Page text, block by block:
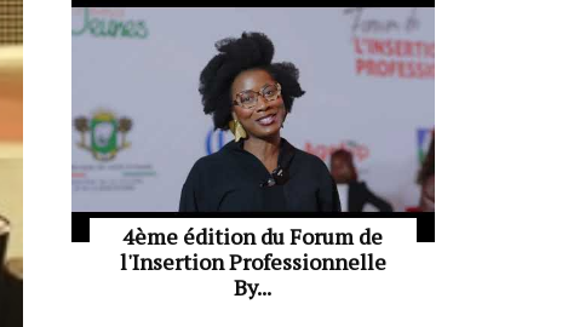
4ème édition du Forum de
l'Insertion Professionnelle
By...